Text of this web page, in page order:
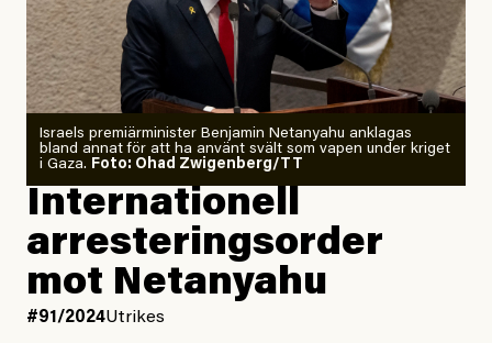
Israels premiärminister Benjamin Netanyahu anklagas
bland annat för att ha använt svält som vapen under kriget
i Gaza. Foto: Ohad Zwigenberg/TT
Internationell
arresteringsorder
mot Netanyahu
#91/2024Utrikes